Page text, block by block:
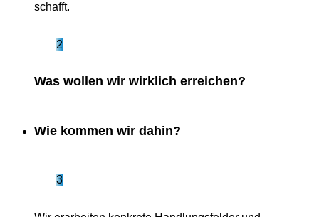
schafft.
2
Was wollen wir wirklich erreichen?
Wie kommen wir dahin?
3